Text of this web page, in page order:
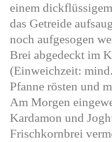
einem
das Getreide
noch aufgesogen
Brei abgedeckt im
(Einweichzeit:
Pfanne rösten und
Am Morgen
Kardamon und
Frischkornbrei